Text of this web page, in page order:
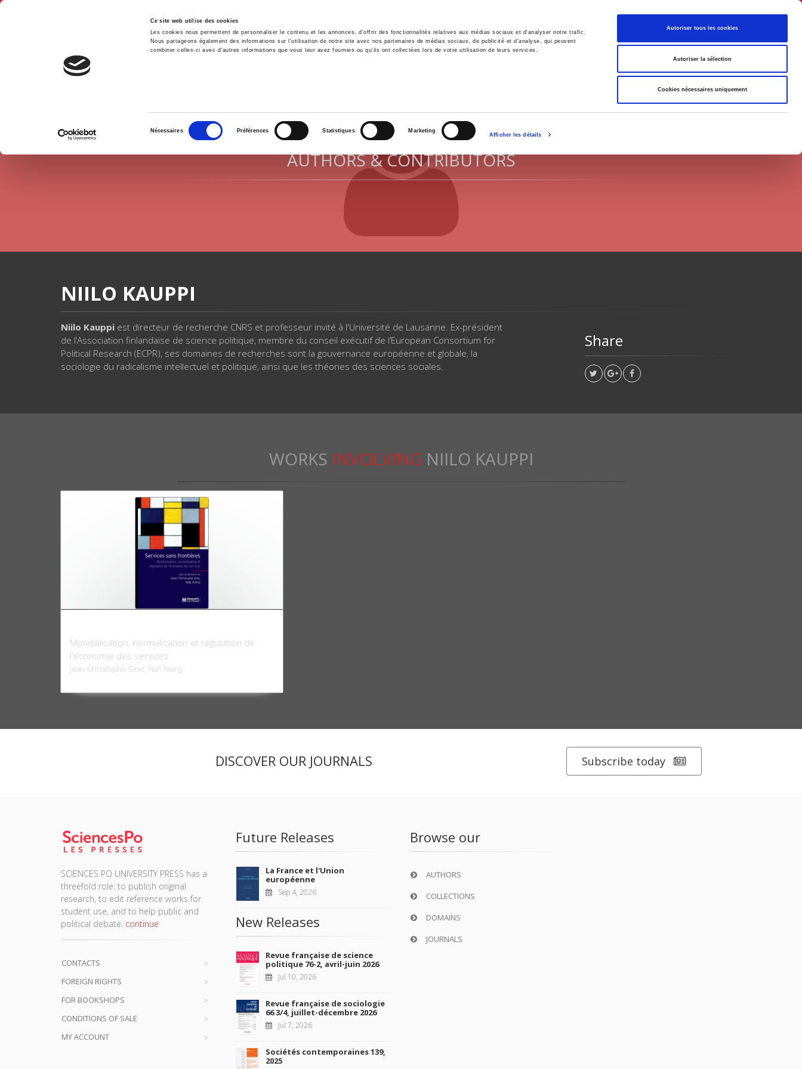
Ce site web utilise des cookies
Les cookies nous permettent de personnaliser le contenu et les annonces, d'offrir des fonctionnalités relatives aux médias sociaux et d'analyser notre trafic.
Nous partageons également des informations sur l'utilisation de notre site avec nos partenaires de médias sociaux, de publicité et d'analyse, qui peuvent
combiner celles-ci avec d'autres informations que vous leur avez fournies ou qu'ils ont collectées lors de votre utilisation de leurs services.
consentement
Nécessaires Préférences Statistiques Marketing
Afficher les détails
Autoriser tous les cookies
Autoriser la sélection
Cookies nécessaires uniquement
English
Home Environment History International Politics
AUTHORS & CONTRIBUTORS
NIILO KAUPPI
Niilo Kauppi est directeur de recherche CNRS et professeur invité à l'Université de Lausanne. Ex-président
de l’Association finlandaise de science politique, membre du conseil exécutif de l’European Consortium for
Political Research (ECPR), ses domaines de recherches sont la gouvernance européenne et globale, la
sociologie du radicalisme intellectuel et politique, ainsi que les théories des sciences sociales.
Share
WORKS INVOLVING NIILO KAUPPI
Mondialisation, normalisation et régulation de
l'économie des services
Jean-Christophe Graz, Nafi Niang
DISCOVER OUR JOURNALS Subscribe today
SCIENCES PO UNIVERSITY PRESS has a
threefold role: to publish original
research, to edit reference works for
student use, and to help public and
political debate. continue
CONTACTS
FOREIGN RIGHTS
FOR BOOKSHOPS
CONDITIONS OF SALE
MY ACCOUNT
Future Releases
La France et l'Union
européenne
Sep 4, 2026
New Releases
Revue française de science
politique 76-2, avril-juin 2026
Jul 10, 2026
Revue française de sociologie
66 3/4, juillet-décembre 2026
Jul 7, 2026
Sociétés contemporaines 139,
2025
Browse our
AUTHORS
COLLECTIONS
DOMAINS
JOURNALS